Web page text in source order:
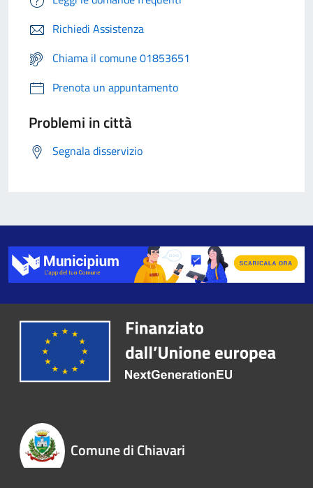
Richiedi Assistenza
Chiama il comune 01853651
Prenota un appuntamento
Problemi in città
Segnala disservizio
Comune di Chiavari